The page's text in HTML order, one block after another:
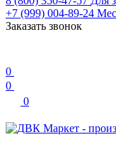
+7 (999) 004-89-24
Заказать звонок
0
0
0